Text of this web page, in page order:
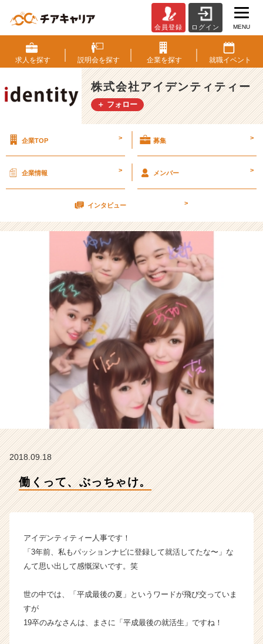
く
っ
て、
ぶ
っ
ち
式
ア
イ
ン
テ
ィ
テ
ィ
ー
の
タ
イ
ム
イ
|
ン
チ
企
か
ス
カ
ウ
届
就
会員登録 ログイン MENU
求人を探す 説明会を探す 企業を探す 就職イベント
株式会社アイデンティティー
＋ フォロー
企業TOP > 募集 >
企業情報 > メンバー >
インタビュー >
2018.09.18
働くって、ぶっちゃけ。
アイデンティティー人事です！
「3年前、私もパッションナビに登録して就活してたな〜」な
んて思い出して感慨深いです。笑
世の中では、「平成最後の夏」というワードが飛び交っていま
すが
19卒のみなさんは、まさに「平成最後の就活生」ですね！